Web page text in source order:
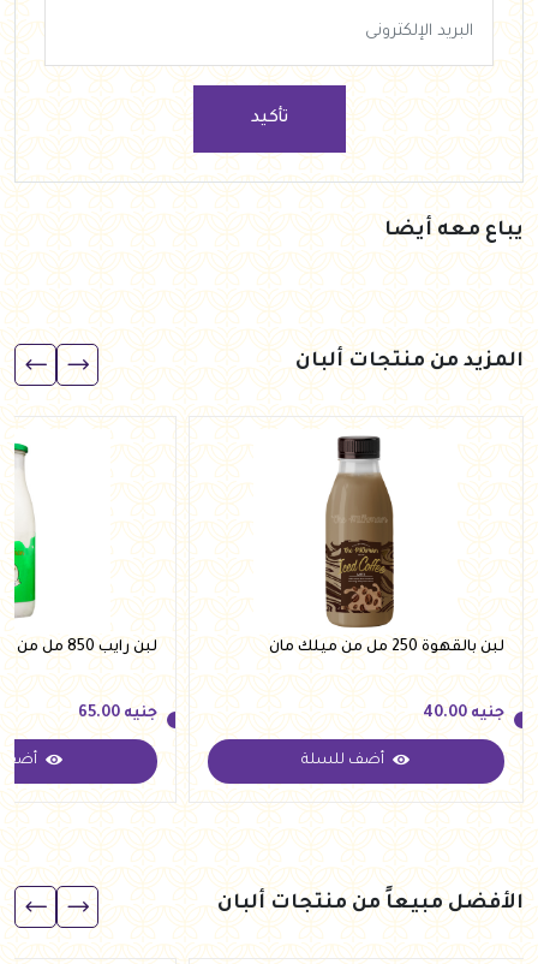
تأكيد
يباع معه أيضا
المزيد من منتجات ألبان
لبن بالقهوة 250 مل من ميلك مان
جنيه
جنيه 40.00
أضف للسلة
لبن رايب 850 مل من ميلك مان
جنيه
جنيه 65.00
أضف
الأفضل مبيعاً من منتجات ألبان